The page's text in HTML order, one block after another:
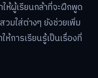
ห้ผู้เรียนกล้าที่จะฝึกพูด
มใส่ต่างๆ ยังช่วยเพิ่ม
การเรียนรู้เป็นเรื่องที่